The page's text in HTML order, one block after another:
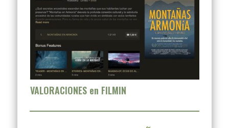
VALORACIONES en FILMIN